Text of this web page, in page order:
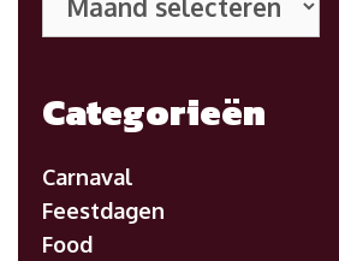
posts
Categorieën
Carnaval
Feestdagen
Food